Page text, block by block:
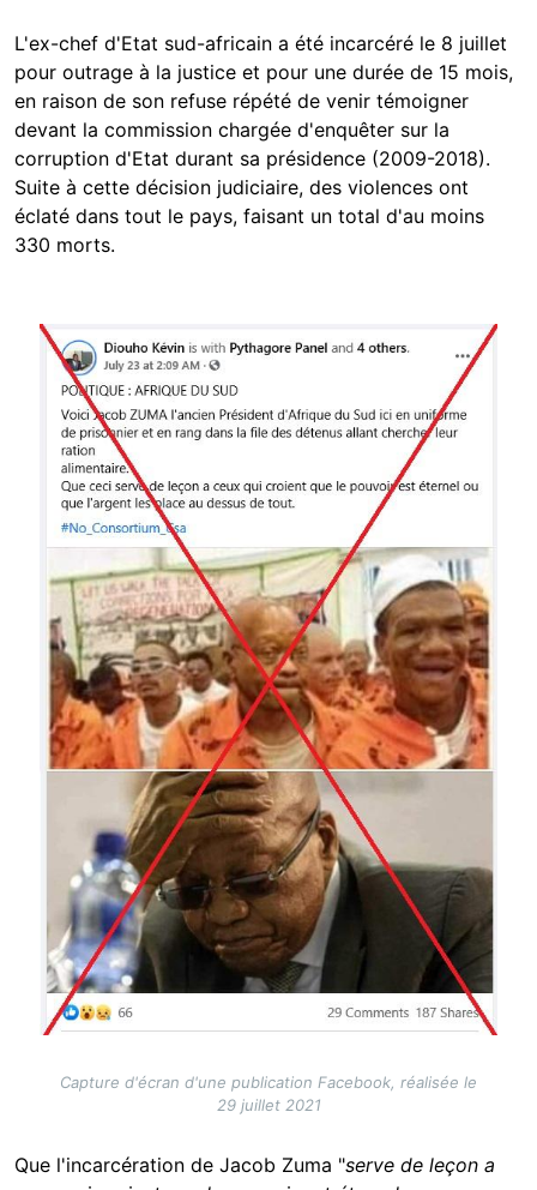
L'ex-chef d'Etat sud-africain a été incarcéré le 8 juillet
pour outrage à la justice et pour une durée de 15 mois,
en raison de son refuse répété de venir témoigner
devant la commission chargée d'enquêter sur la
corruption d'Etat durant sa présidence (2009-2018).
Suite à cette décision judiciaire, des violences ont
éclaté dans tout le pays, faisant un total d'au moins
330 morts.
Image
Capture d'écran d'une publication Facebook, réalisée le
29 juillet 2021
Que l'incarcération de Jacob Zuma "serve de leçon a